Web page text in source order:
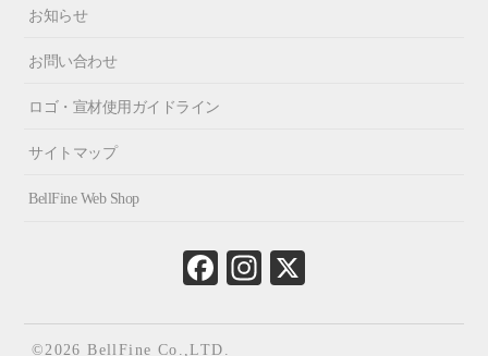
お知らせ
お問い合わせ
ロゴ・宣材使用ガイドライン
サイトマップ
BellFine Web Shop
Fa
ce
ok
In
st
©2026 BellFine Co.,LTD.